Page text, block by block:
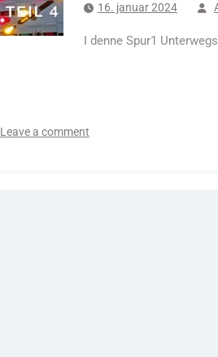
16. januar 2024
I denne Spur1
Leave a comment